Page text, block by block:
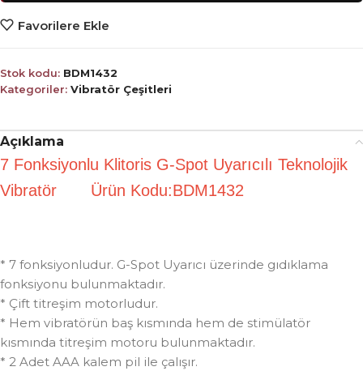
Favorilere Ekle
Stok kodu: BDM1432
Kategoriler: Vibratör Çeşitleri
Açıklama
7 Fonksiyonlu Klitoris G-Spot Uyarıcılı Teknolojik
Vibratör Ürün Kodu:BDM1432
* 7 fonksiyonludur. G-Spot Uyarıcı üzerinde gıdıklama
fonksiyonu bulunmaktadır.
* Çift titreşim motorludur.
* Hem vibratörün baş kısmında hem de stimülatör
kısmında titreşim motoru bulunmaktadır.
* 2 Adet AAA kalem pil ile çalışır.